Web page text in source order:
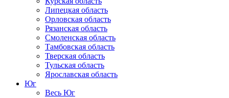
Липецкая область
Орловская область
Рязанская область
Смоленская область
Тамбовская область
Тверская область
Тульская область
Ярославская область
Юг
Весь Юг